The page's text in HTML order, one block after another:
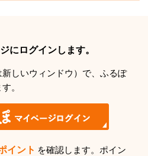
にログインします。
しいウィンドウ）で、ふるぽ
。
イント を確認します。ポイン